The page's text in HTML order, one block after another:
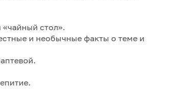
«чайный стол».
и необычные факты о теме и